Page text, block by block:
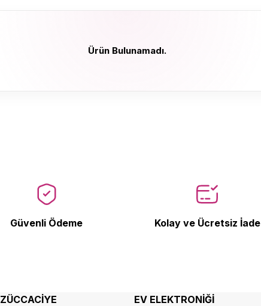
Ürün Bulunamadı.
Güvenli Ödeme Kolay ve Ücretsiz İade
ZÜCCACİYE EV ELEKTRONİĞİ